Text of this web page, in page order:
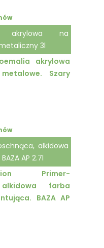
akrylowa na
3l
akrylowa
Szary
alkidowa
AP 2.7l
Primer-
alkidowa farba
BAZA AP